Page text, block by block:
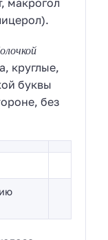
макрогол
круглые,
буквы
без